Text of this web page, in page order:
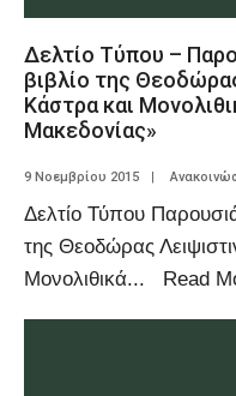
Δελτίο Τύπου –
βιβλίο της
Κάστρα και
Μακεδονίας»
9 Νοεμβρίου 2015 |
Δελτίο Τύπου
της Θεοδώρας
Μονολιθικά... Read